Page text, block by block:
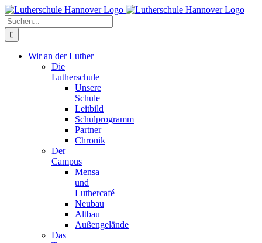
Zum
Inhalt
springen
Facebook
X
Instagram
Pinterest
Suche
nach:
Wir an der Luther
Die
Lutherschule
Unsere
Schule
Leitbild
Schulprogramm
Partner
Chronik
Der
Campus
Mensa
und
Luthercafé
Neubau
Altbau
Außengelände
Das